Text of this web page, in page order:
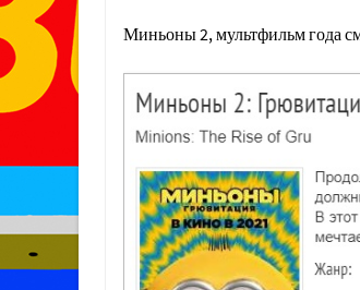
Миньоны 2, мультфильм года